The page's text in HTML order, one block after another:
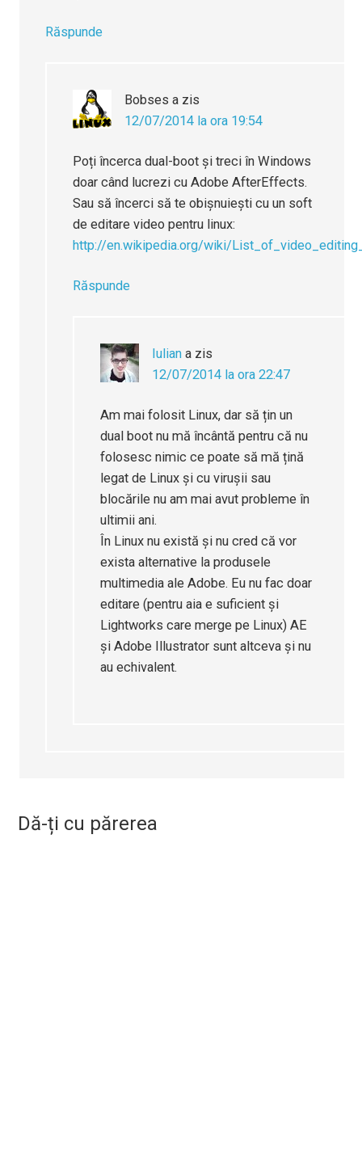
Răspunde
Bobses a zis
12/07/2014 la ora 19:54
Poți încerca dual-boot și treci în Windows
doar când lucrezi cu Adobe AfterEffects.
Sau să încerci să te obișnuiești cu un soft
de editare video pentru linux:
http://en.wikipedia.org/wiki/
Răspunde
Iulian a zis
12/07/2014 la ora 22:47
Am mai folosit Linux, dar să țin un
dual boot nu mă încântă pentru că nu
folosesc nimic ce poate să mă țină
legat de Linux și cu virușii sau
blocările nu am mai avut probleme în
ultimii ani.
În Linux nu există și nu cred că vor
exista alternative la produsele
multimedia ale Adobe. Eu nu fac doar
editare (pentru aia e suficient și
Lightworks care merge pe Linux) AE
și Adobe Illustrator sunt altceva și nu
au echivalent.
Dă-ți cu părerea